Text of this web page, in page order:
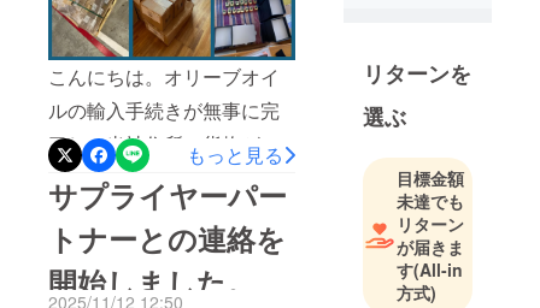
こんにちは。オリーブオイ
ルの輸入手続きが無事に完
了し、当社住所へ貨物が到
着いたしました。すぐに各
お客様への発送準備を開始
しております。今回お送り
する荷物は 合計120個 とな
もっと見る
サプライヤーパー
トナーとの連絡を
開始しました。
2025/11/12 12:50
知り「健康
であること
の尊さ」を
染みて感じ
ました。医
療の力はも
ちろん大切
ですが、毎
リターンを
選ぶ
目標金額
未達でも
リターン
が届きま
す(All-in
方式)